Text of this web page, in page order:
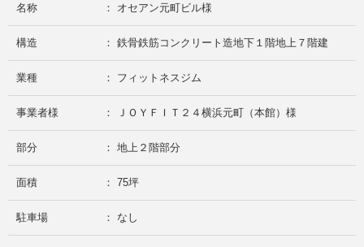
名称 ： オセアン元町ビル様
構造 ： 鉄骨鉄筋コンクリート造地下１階地上７階建
業種 ： フィットネスジム
事業者様 ： ＪＯＹＦＩＴ２４横浜元町（本館）様
部分 ： 地上２階部分
面積 ： 75坪
駐車場 ： なし